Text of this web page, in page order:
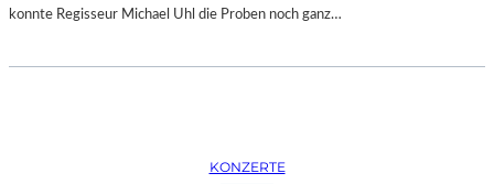
konnte Regisseur Michael Uhl die Proben noch ganz…
KONZERTE